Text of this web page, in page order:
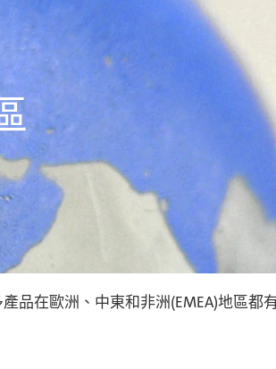
品在歐洲、中東和非洲(EMEA)地區都